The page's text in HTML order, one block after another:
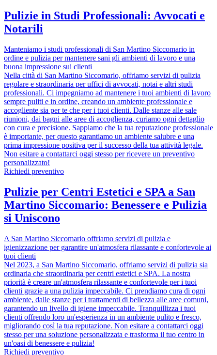
Pulizie in Studi Professionali: Avvocati e
Notarili
Manteniamo i studi professionali di San Martino Siccomario in
ordine e pulizia per mantenere sani gli ambienti di lavoro e una
buona impressione sui clienti
Nella città di San Martino Siccomario, offriamo servizi di pulizia
regolare e straordinaria per uffici di avvocati, notai e altri studi
professionali. Ci impegniamo ad mantenere i tuoi ambienti di lavoro
sempre puliti e in ordine, creando un ambiente professionale e
accogliente sia per te che per i tuoi clienti. Dalle stanze alle sale
riunioni, dai bagni alle aree di accoglienza, curiamo ogni dettaglio
con cura e precisione. Sappiamo che la tua reputazione professionale
è importante, per questo garantiamo un ambiente salubre e una
prima impressione positiva per il successo della tua attività legale.
Non esitare a contattarci oggi stesso per ricevere un preventivo
personalizzato!
Richiedi preventivo
Pulizie per Centri Estetici e SPA a San
Martino Siccomario: Benessere e Pulizia
si Uniscono
A San Martino Siccomario offriamo servizi di pulizia e
igienizzazione per garantire un'atmosfera rilassante e confortevole ai
tuoi clienti
Nel 2023, a San Martino Siccomario, offriamo servizi di pulizia sia
ordinaria che straordinaria per centri estetici e SPA. La nostra
priorità è creare un'atmosfera rilassante e confortevole per i tuoi
clienti grazie a una pulizia impeccabile. Ci prendiamo cura di ogni
ambiente, dalle stanze per i trattamenti di bellezza alle aree comuni,
garantendo un livello di igiene impeccabile. Tranquillizza i tuoi
clienti offrendo loro un'esperienza in un ambiente pulito e fresco,
migliorando così la tua reputazione. Non esitare a contattarci oggi
stesso per una soluzione personalizzata e trasforma il tuo centro in
un'oasi di benessere e pulizia!
Richiedi preventivo